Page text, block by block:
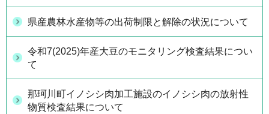
県産農林水産物等の出荷制限と解除の状況について
令和7(2025)年産大豆のモニタリング検査結果につい
て
那珂川町イノシシ肉加工施設のイノシシ肉の放射性
物質検査結果について